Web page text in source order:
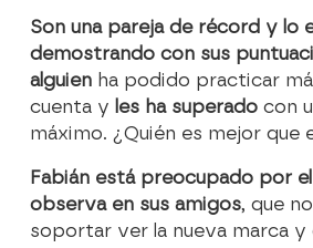
Son una pareja de récord y lo
demostrando con sus
alguien ha podido practicar
cuenta y les ha superado con
máximo. ¿Quién es mejor que
Fabián está preocupado por
observa en sus amigos, que
soportar ver la nueva marca y